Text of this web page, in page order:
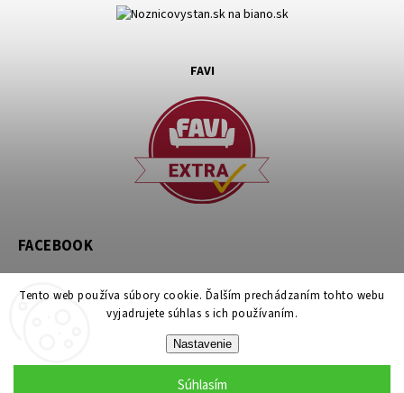
Tento web používa súbory cookie. Ďalším prechádzaním tohto webu
vyjadrujete súhlas s ich používaním.
Nastavenie
Súhlasím
FAVI
FACEBOOK
noznicovystan.sk